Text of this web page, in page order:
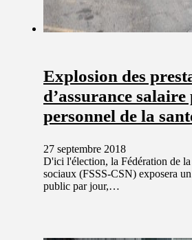
Explosion des
d’assurance
personnel de la
27 septembre 2018
D'ici l'élection, la Fédération de la
sociaux (FSSS-CSN) exposera
public par jour,…